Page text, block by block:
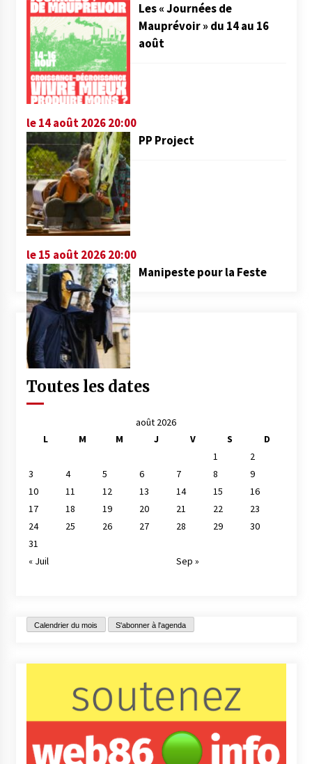
Les « Journées de
Mauprévoir » du 14 au 16
août
le 14 août 2026 20:00
PP Project
le 15 août 2026 20:00
Manipeste pour la Feste
Toutes les dates
août 2026
L
M M J V S
D
1
2
3
4 5 6 7 8
9
10
11 12 13 14 15
16
17
18 19 20 21 22
23
24
25 26 27 28 29
30
31
« Juil
Sep »
Calendrier du mois S'abonner à l'agenda